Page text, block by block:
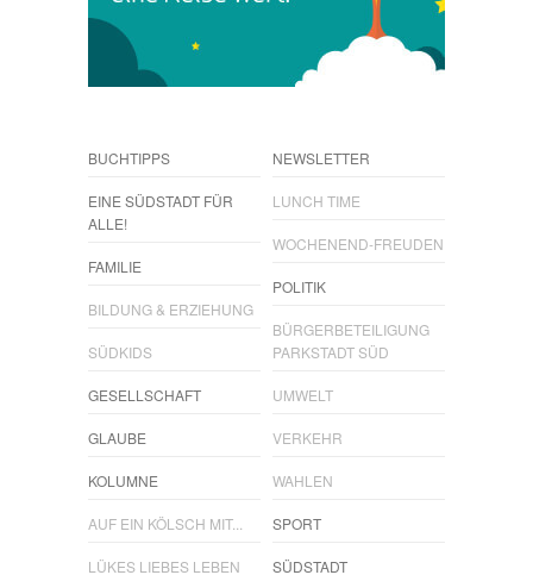
BUCHTIPPS
EINE SÜDSTADT FÜR
ALLE!
FAMILIE
BILDUNG & ERZIEHUNG
SÜDKIDS
GESELLSCHAFT
GLAUBE
KOLUMNE
AUF EIN KÖLSCH MIT...
LÜKES LIEBES LEBEN
NEWSLETTER
LUNCH TIME
WOCHENEND-FREUDEN
POLITIK
BÜRGERBETEILIGUNG
PARKSTADT SÜD
UMWELT
VERKEHR
WAHLEN
SPORT
SÜDSTADT